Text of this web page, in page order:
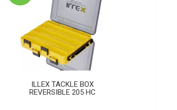
ILLEX TACKLE BOX
REVERSIBLE 205 HC